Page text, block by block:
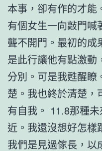
本事，卻有作的才能
有個女生一向敲門喊
聾不開門。最初的成
是此行讓他有點激動
分別。可是我甦醒瞭
楚。我也終於清楚，
有自我。 11.8那種
近。我還沒想好怎樣
我們是見過傢長，以